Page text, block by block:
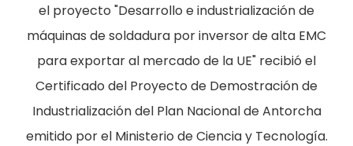
el proyecto "Desarrollo e industrialización de
máquinas de soldadura por inversor de alta EMC
para exportar al mercado de la UE" recibió el
Certificado del Proyecto de Demostración de
Industrialización del Plan Nacional de Antorcha
emitido por el Ministerio de Ciencia y Tecnología.